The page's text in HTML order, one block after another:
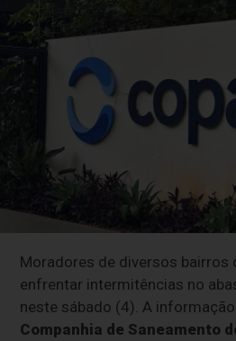
Moradores de diversos bairros
enfrentar intermitências no
neste sábado (4). A
Companhia de Saneamento